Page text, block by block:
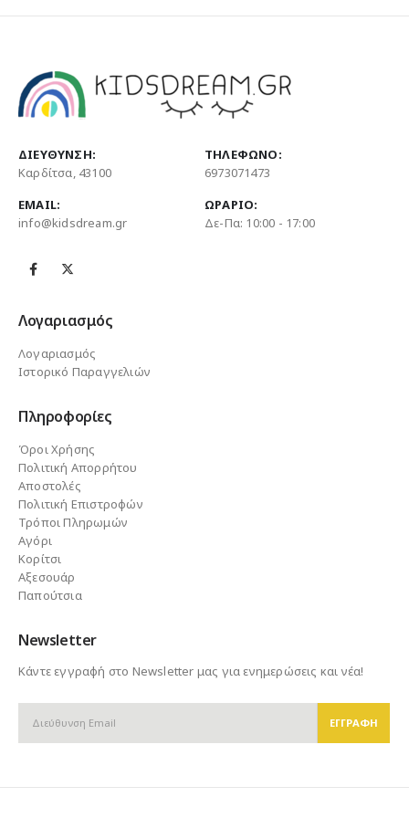
ΔΙΕΎΘΥΝΣΗ:
Καρδίτσα, 43100
ΤΗΛΈΦΩΝΟ:
6973071473
EMAIL:
info@kidsdream.gr
ΩΡΆΡΙΟ:
Δε-Πα: 10:00 - 17:00
Λογαριασμός
Λογαριασμός
Ιστορικό Παραγγελιών
Πληροφορίες
Όροι Χρήσης
Πολιτική Απορρήτου
Αποστολές
Πολιτική Επιστροφών
Τρόποι Πληρωμών
Αγόρι
Κορίτσι
Αξεσουάρ
Παπούτσια
Newsletter
Κάντε εγγραφή στο Newsletter μας για ενημερώσεις και νέα!